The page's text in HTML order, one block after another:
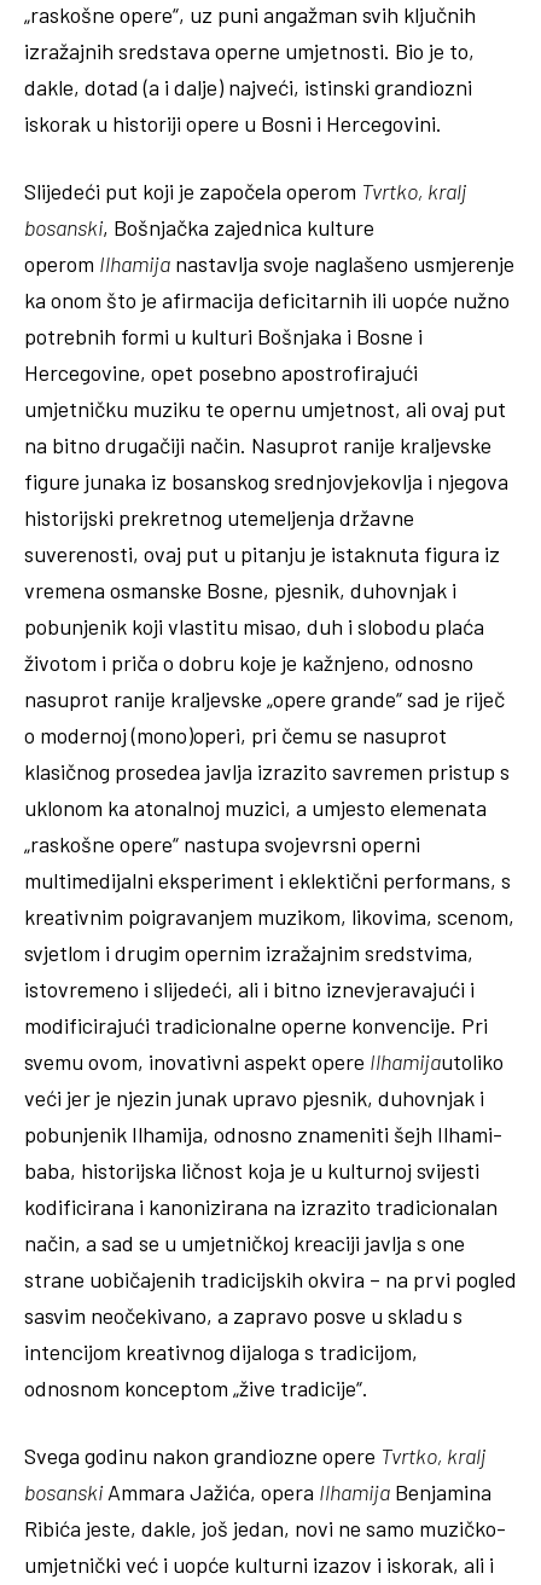
„raskošne opere“, uz puni angažman svih ključnih
izražajnih sredstava operne umjetnosti. Bio je to,
dakle, dotad (a i dalje) najveći, istinski grandiozni
iskorak u historiji opere u Bosni i Hercegovini.
Slijedeći put koji je započela operom Tvrtko, kralj
bosanski, Bošnjačka zajednica kulture
operom Ilhamija nastavlja svoje naglašeno usmjerenje
ka onom što je afirmacija deficitarnih ili uopće nužno
potrebnih formi u kulturi Bošnjaka i Bosne i
Hercegovine, opet posebno apostrofirajući
umjetničku muziku te opernu umjetnost, ali ovaj put
na bitno drugačiji način. Nasuprot ranije kraljevske
figure junaka iz bosanskog srednjovjekovlja i njegova
historijski prekretnog utemeljenja državne
suverenosti, ovaj put u pitanju je istaknuta figura iz
vremena osmanske Bosne, pjesnik, duhovnjak i
pobunjenik koji vlastitu misao, duh i slobodu plaća
životom i priča o dobru koje je kažnjeno, odnosno
nasuprot ranije kraljevske „opere grande“ sad je riječ
o modernoj (mono)operi, pri čemu se nasuprot
klasičnog prosedea javlja izrazito savremen pristup s
uklonom ka atonalnoj muzici, a umjesto elemenata
„raskošne opere“ nastupa svojevrsni operni
multimedijalni eksperiment i eklektični performans, s
kreativnim poigravanjem muzikom, likovima, scenom,
svjetlom i drugim opernim izražajnim sredstvima,
istovremeno i slijedeći, ali i bitno iznevjeravajući i
modificirajući tradicionalne operne konvencije. Pri
svemu ovom, inovativni aspekt opere Ilhamijautoliko
veći jer je njezin junak upravo pjesnik, duhovnjak i
pobunjenik Ilhamija, odnosno znameniti šejh Ilhami-
baba, historijska ličnost koja je u kulturnoj svijesti
kodificirana i kanonizirana na izrazito tradicionalan
način, a sad se u umjetničkoj kreaciji javlja s one
strane uobičajenih tradicijskih okvira – na prvi pogled
sasvim neočekivano, a zapravo posve u skladu s
intencijom kreativnog dijaloga s tradicijom,
odnosnom konceptom „žive tradicije“.
Svega godinu nakon grandiozne opere Tvrtko, kralj
bosanskiAmmara Jažića, opera Ilhamija Benjamina
Ribića jeste, dakle, još jedan, novi ne samo muzičko-
umjetnički već i uopće kulturni izazov i iskorak, ali i